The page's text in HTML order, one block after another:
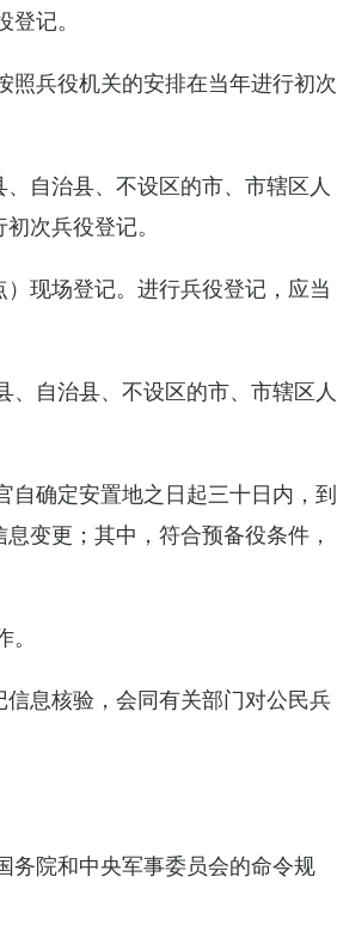
记。
兵役机关的安排在当年进行初次
自治县、不设区的市、市辖区人
次兵役登记。
现场登记。进行兵役登记，应当
自治县、不设区的市、市辖区人
自确定安置地之日起三十日内，到
变更；其中，符合预备役条件，
息核验，会同有关部门对公民兵
务院和中央军事委员会的命令规